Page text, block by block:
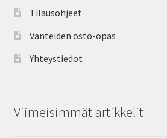
Tilausohjeet
Vanteiden osto-opas
Yhteystiedot
Viimeisimmät artikkelit